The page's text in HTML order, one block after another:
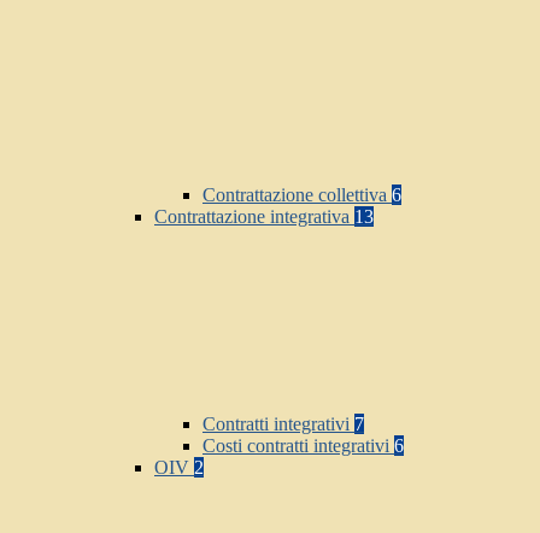
Contrattazione collettiva 6
Contrattazione integrativa 13
Contratti integrativi 7
Costi contratti integrativi 6
OIV 2